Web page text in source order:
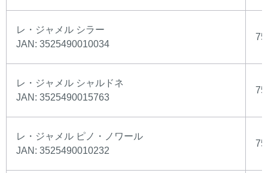
レ・ジャメル シラー
JAN: 3525490010034
レ・ジャメル シャルドネ
JAN: 3525490015763
レ・ジャメル ピノ・ノワール
JAN: 3525490010232